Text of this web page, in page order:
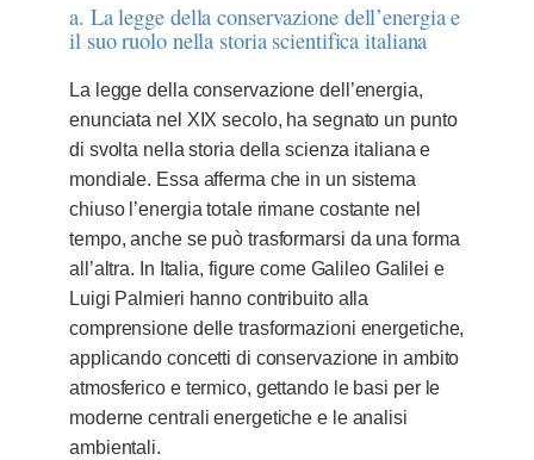
a. La legge della conservazione dell’energia e
il suo ruolo nella storia scientifica italiana
La legge della conservazione dell’energia,
enunciata nel XIX secolo, ha segnato un punto
di svolta nella storia della scienza italiana e
mondiale. Essa afferma che in un sistema
chiuso l’energia totale rimane costante nel
tempo, anche se può trasformarsi da una forma
all’altra. In Italia, figure come Galileo Galilei e
Luigi Palmieri hanno contribuito alla
comprensione delle trasformazioni energetiche,
applicando concetti di conservazione in ambito
atmosferico e termico, gettando le basi per le
moderne centrali energetiche e le analisi
ambientali.